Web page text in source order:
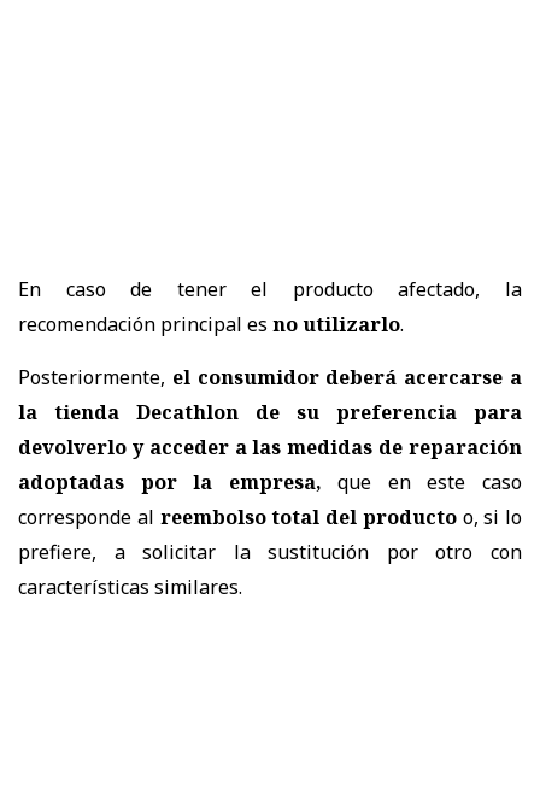
En caso de tener el producto afectado, la
recomendación principal es no utilizarlo.
Posteriormente, el consumidor deberá acercarse a
la tienda Decathlon de su preferencia para
devolverlo y acceder a las medidas de reparación
adoptadas por la empresa, que en este caso
corresponde al reembolso total del productoo, si lo
prefiere, a solicitar la sustitución por otro con
características similares.